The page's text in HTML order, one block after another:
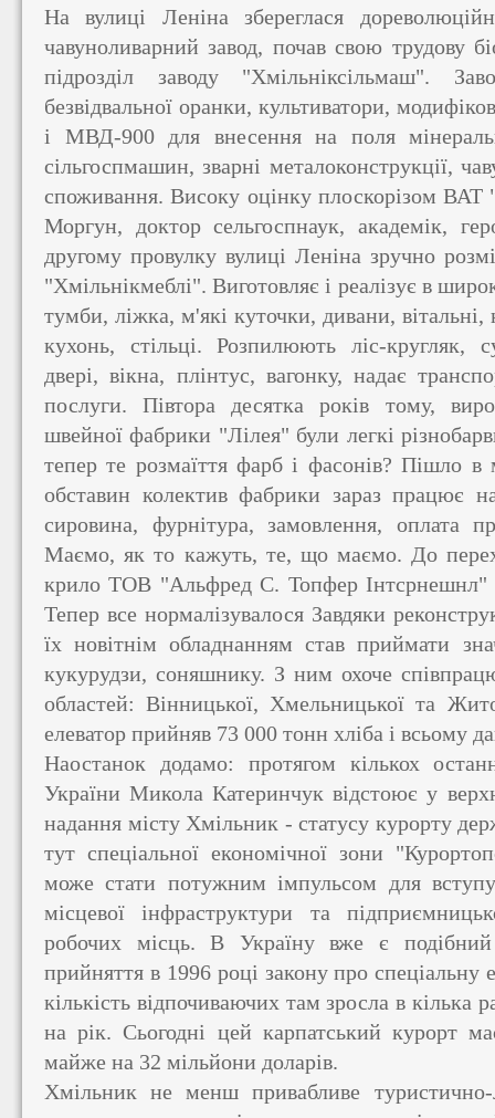
На вулиці Леніна збереглася
чавуноливарний завод, почав свою трудову
підрозділ заводу "Хмільніксільмаш".
безвідвальної оранки, культиватори,
і МВД-900 для внесення на поля
сільгоспмашин, зварні металоконструкції,
споживання. Високу оцінку плоскорізом ВАТ
Моргун, доктор сельгоспнаук, академік,
другому провулку вулиці Леніна зручно
"Хмільнікмеблі". Виготовляє і реалізує в
тумби, ліжка, м'які куточки, дивани,
кухонь, стільці. Розпилюють ліс-кругляк,
двері, вікна, плінтус, вагонку, надає
послуги. Півтора десятка років тому,
швейної фабрики "Лілея" були легкі
тепер те розмаїття фарб і фасонів? Пішло
обставин колектив фабрики зараз працює
сировина, фурнітура, замовлення, оплата
Маємо, як то кажуть, те, що маємо. До
крило ТОВ "Альфред С. Топфер Інтсрнешнл"
Тепер все нормалізувалося Завдяки
їх новітнім обладнанням став приймати
кукурудзи, соняшнику. З ним охоче
областей: Вінницької, Хмельницької та
елеватор прийняв 73 000 тонн хліба і всьому
Наостанок додамо: протягом кількох
України Микола Катеринчук відстоює у
надання місту Хмільник - статусу курорту
тут спеціальної економічної зони
може стати потужним імпульсом для
місцевої інфраструктури та
робочих місць. В Україну вже є подібний
прийняття в 1996 році закону про спеціальну
кількість відпочиваючих там зросла в кілька
на рік. Сьогодні цей карпатський курорт
майже на 32 мільйони доларів.
Хмільник не менш привабливе